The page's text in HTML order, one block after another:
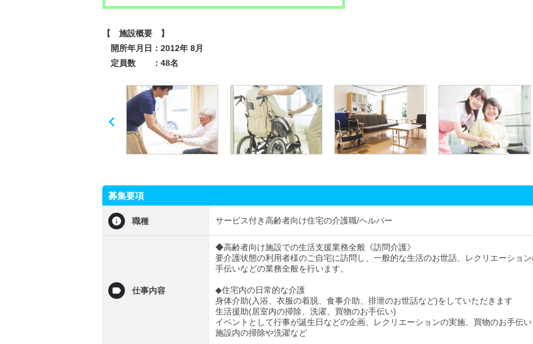
【 施設概要 】
開所年月日：2012年 8月
定員数 ：48名

募集要項
職種 サービス付き高齢者向け住宅の介護職/ヘルパー
仕事内容
◆高齢者向け施設での生活支援業務全般《訪問介護》
要介護状態の利用者様のご自宅に訪問し、一般的な生活のお世話、レクリエーショ
手伝いなどの業務全般を行います。
◆住宅内の日常的な介護
身体介助(入浴、衣服の着脱、食事介助、排泄のお世話など)をしていただきます
生活援助(居室内の掃除、洗濯、買物のお手伝い)
イベントとして行事が誕生日などの企画、レクリエーションの実施、買物のお手伝い
施設内の掃除や洗濯など